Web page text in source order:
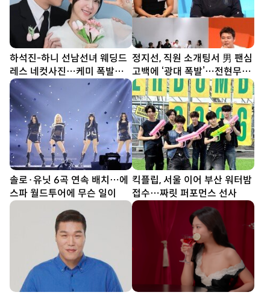
하석진-하니 선남선녀 웨딩드
레스 네컷사진…케미 폭발
[DA★]
정지선, 직원 소개팅서 男 팬심
고백에 ‘광대 폭발’…전현무
“집에 좀 가!” (사당귀)
솔로·유닛 6곡 연속 배치…에
스파 월드투어에 무슨 일이
킥플립, 서울 이어 부산 워터밤
접수…짜릿 퍼포먼스 선사